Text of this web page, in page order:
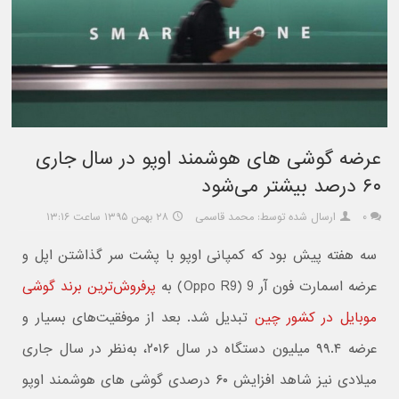
عرضه گوشی های هوشمند اوپو در سال جاری
۶۰ درصد بیشتر می‌شود
۰ ارسال شده توسط: محمد قاسمی ۲۸ بهمن ۱۳۹۵ ساعت ۱۳:۱۶
سه هفته پیش بود که کمپانی اوپو با پشت سر گذاشتن اپل و
عرضه اسمارت فون آر 9 (Oppo R9) به
پرفروش‌ترین برند گوشی
موبایل در کشور چین تبدیل شد. بعد از موفقیت‌های بسیار و
عرضه ۹۹.۴ میلیون دستگاه در سال ۲۰۱۶، به‌نظر در سال جاری
میلادی نیز شاهد افزایش ۶۰ درصدی گوشی های هوشمند اوپو